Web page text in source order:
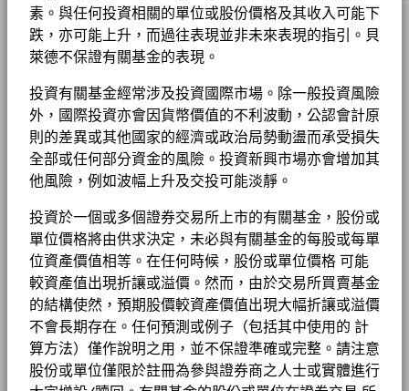
素。與任何投資相關的單位或股份價格及其收入可能下
跌，亦可能上升，而過往表現並非未來表現的指引。貝
萊德不保證有關基金的表現。
投資有關基金經常涉及投資國際市場。除一般投資風險
外，國際投資亦會因貨幣價值的不利波動，公認會計原
則的差異或其他國家的經濟或政治局勢動盪而承受損失
全部或任何部分資金的風險。投資新興市場亦會增加其
他風險，例如波幅上升及交投可能淡靜。
投資於一個或多個證券交易所上市的有關基金，股份或
單位價格將由供求決定，未必與有關基金的每股或每單
位資產價值相等。在任何時候，股份或單位價格 可能
較資產值出現折讓或溢價。然而，由於交易所買賣基金
的結構使然，預期股價較資產價值出現大幅折讓或溢價
不會長期存在。任何預測或例子（包括其中使用的 計
算方法）僅作說明之用，並不保證準確或完整。請注意
股份或單位僅限於註冊為參與證券商之人士或實體進行
2016 2017 2018 2019 2020 2021 2022
回報
(%)
USD
7.11 19.43 -17.40 27.61 12.46 17.94 -16.02
參考
指標
1
USD
11.59 23.81 -14.39 24.65 16.33 16.10 -18.67
表現已扣除持續徵收的收費，惟不包括認購和贖回費用。
往績並非未來表現的指引。投資者或未能取回投資的全部本金。
表現按該時期的資產淨值計算，股息再作投資。表現數據已扣除費
用。
管理費
1.50%
管理費 (部分基金/股份類別包括
分銷費)
1.50%
最低首次投資額
USD 5000
收入用途
累積
監管制度
UCITS
晨星分類
Global Small/Mid-Cap Equity
交易頻率
每日
SEDOL
4456706
有關費用詳情, 請參閱基金章程。
基金以主動方式管理，而其成分將會變動。所示持倉僅供說明用
途，不應視作買賣有關證券的建議。基金細節、持倉和特色均截至
所示日期並可予更改。
基本消費品
3.16 4.00
-0.84
通訊
2.60
顯示全部
負比重可能是因特定情況（包括基金購入證券的交易和結算日時
差）及／或為增加或減少市場風險及／或風險管理而利用若干金融
工具（包括衍生工具）所致。投資分佈或會更改。 由於四捨五
入，總額可能不等於100%。
MSCI ESG 基金評級 (AAA-CCC)
截至 2026年7月17日
A
MSCI ESG 品質得分 (0-10)
截至 2026年7月17日
6.09
基金 Lipper 全球分類
截至 2026年7月17日
Equity Global Sm&Mid Cap
萬美元銷售額之二氧化碳等量）
截至 2026年7月17日
MSCI ESG % 涵蓋範圍
截至 2026年7月17日
94.24
MSCI ESG 品質得分－同類基金
百分位數
截至 2026年7月17日
36.03
MSCI－核武器
截至 2026年6月30日
0.00%
MSCI－民用槍械
MSCI－煙草
截至 2026年6月30日
0.00%
MSCI－聯合國全球契約違反者 0.00%
MSCI－動力煤
截至 2026年6月30日
0.00%
MSCI－油砂
截至 2026年6月30日
0.00%
業務參與涵蓋範圍 99.63%
料（如有）。請參閱我們的《貝萊德ESG整合聲明》，以了解有關
此方法的更多資料，並參閱基金文件，以了解這些重大風險如何在
本産品中被考慮（如適用）。
貝萊德全球基金—系統分析環球小型企業基金
BGF股息組成資料 (每月)
貝萊德全球基金 - 最新每季派息
貝萊德全球基金 - 最新每月派息
BGF股息組成資料 (每季)
集團
新聞中心
投資者關係
條款及細則
私隱通知
業務連續性
詐騙提示
Cookie通知